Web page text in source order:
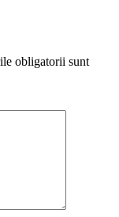
obligatorii sunt